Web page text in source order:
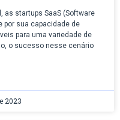
as startups SaaS (Software
por sua capacidade de
para uma variedade de
o sucesso nesse cenário
2023